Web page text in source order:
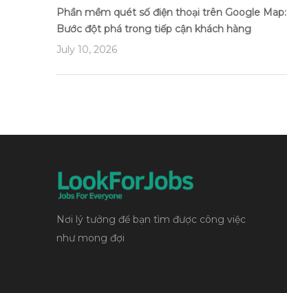
Phần mềm quét số điện thoại trên Google Map:
Bước đột phá trong tiếp cận khách hàng
July 10, 2026
Nơi lý tưởng để bạn tìm được công việc
như mong đợi